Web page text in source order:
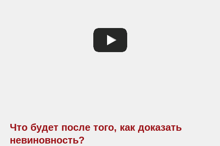
Что будет после того, как доказать
невиновность?